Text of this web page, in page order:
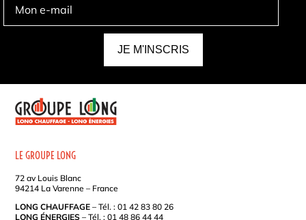
V
LE GROUPE LONG
72 av Louis Blanc
94214 La Varenne – France
LONG CHAUFFAGE – Tél. : 01 42 83 80 26
LONG ÉNERGIES – Tél. : 01 48 86 44 44